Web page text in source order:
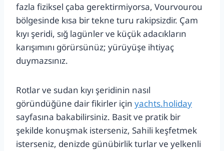
fazla fiziksel çaba gerektirmiyorsa, Vourvourou
bölgesinde kısa bir tekne turu rakipsizdir. Çam
kıyı şeridi, sığ lagünler ve küçük adacıkların
karışımını görürsünüz; yürüyüşe ihtiyaç
duymazsınız.
Rotlar ve sudan kıyı şeridinin nasıl
göründüğüne dair fikirler için yachts.holiday
sayfasına bakabilirsiniz. Basit ve pratik bir
şekilde konuşmak isterseniz, Sahili keşfetmek
isterseniz, denizde günübirlik turlar ve yelkenli